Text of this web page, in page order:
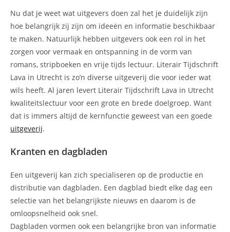
Nu dat je weet wat uitgevers doen zal het je duidelijk zijn
hoe belangrijk zij zijn om ideeën en informatie beschikbaar
te maken. Natuurlijk hebben uitgevers ook een rol in het
zorgen voor vermaak en ontspanning in de vorm van
romans, stripboeken en vrije tijds lectuur. Literair Tijdschrift
Lava in Utrecht is zo’n diverse uitgeverij die voor ieder wat
wils heeft. Al jaren levert Literair Tijdschrift Lava in Utrecht
kwaliteitslectuur voor een grote en brede doelgroep. Want
dat is immers altijd de kernfunctie geweest van een goede
uitgeverij.
Kranten en dagbladen
Een uitgeverij kan zich specialiseren op de productie en
distributie van dagbladen. Een dagblad biedt elke dag een
selectie van het belangrijkste nieuws en daarom is de
omloopsnelheid ook snel.
Dagbladen vormen ook een belangrijke bron van informatie